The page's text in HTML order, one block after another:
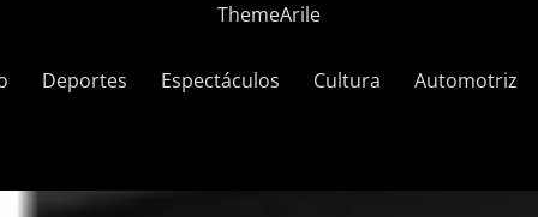
ThemeArile
Deportes Espectáculos Cultura Automotriz